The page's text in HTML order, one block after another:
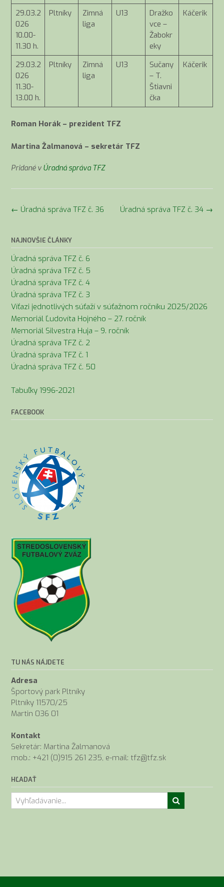
29.03.2
026
10.00-
11.30 h.
Pltníky
Zimná
liga
U13
Dražko
vce –
Žabokr
eky
Káčerik
29.03.2
026
11.30-
13.00 h.
Pltníky
Zimná
liga
U13
Sučany
– T.
Štiavni
čka
Káčerik
Roman Horák – prezident TFZ
Martina Žalmanová – sekretár TFZ
Pridané v Úradná správa TFZ
Navigácia
Úradná správa TFZ č. 34 →
← Úradná správa TFZ č. 36
NAJNOVŠIE ČLÁNKY
Úradná správa TFZ č. 6
Úradná správa TFZ č. 5
Úradná správa TFZ č. 4
Úradná správa TFZ č. 3
Víťazi jednotlivých súťaží v súťažnom ročníku 2025/2026
Memoriál Ľudovíta Hojného – 27. ročník
Memoriál Silvestra Huja – 9. ročník
Úradná správa TFZ č. 2
Úradná správa TFZ č. 1
Úradná správa TFZ č. 50
Tabuľky 1996-2021
FACEBOOK
TU NÁS NÁJDETE
Adresa
Športový park Pltníky
Pltníky 11570/25
Martin 036 01
Kontakt
Sekretár: Martina Žalmanová
mob.: +421 (0)915 261 235, e-mail: tfz@tfz.sk
HĽADAŤ